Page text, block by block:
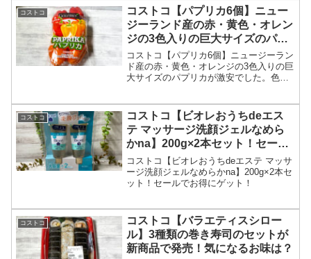
コストコ
コストコ【パプリカ6個】ニュー
ジーランド産の赤・黄色・オレン
ジの3色入りの巨大サイズのパプ
リカが激安でした。
コストコ【パプリカ6個】ニュージーラン
ド産の赤・黄色・オレンジの3色入りの巨
大サイズのパプリカが激安でした。色が
コストコ
コストコ【ビオレおうちdeエス
テ マッサージ洗顔ジェルなめら
かna】200g×2本セット！セール
でお得にゲット！
コストコ【ビオレおうちdeエステ マッサ
ージ洗顔ジェルなめらかna】200g×2本セ
ット！セールでお得にゲット！
コストコ
コストコ【バラエティスシロー
ル】3種類の巻き寿司のセットが
新商品で発売！気になるお味は？